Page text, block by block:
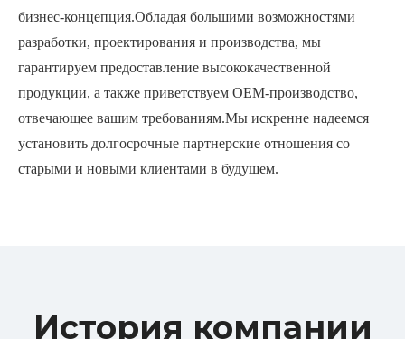
бизнес-концепция.Обладая большими возможностями
разработки, проектирования и производства, мы
гарантируем предоставление высококачественной
продукции, а также приветствуем OEM-производство,
отвечающее вашим требованиям.Мы искренне надеемся
установить долгосрочные партнерские отношения со
старыми и новыми клиентами в будущем.
История компании